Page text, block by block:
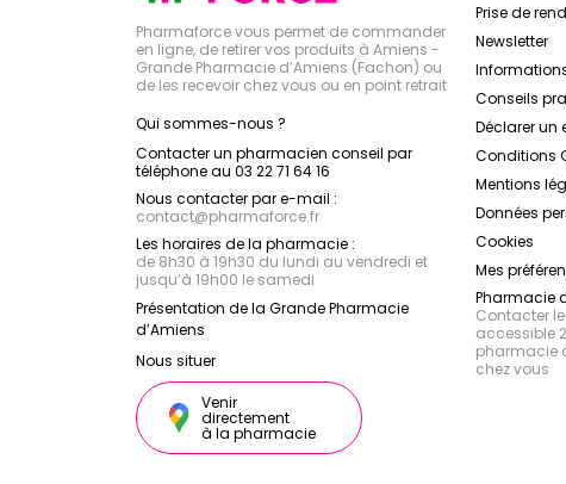
Pharmaforce vous permet de commander
en ligne, de retirer vos produits à Amiens -
Grande Pharmacie d’Amiens (Fachon) ou
de les recevoir chez vous ou en point retrait
Qui sommes-nous ?
Contacter un pharmacien conseil par
téléphone au 03 22 71 64 16
Nous contacter par e-mail :
contact@pharmaforce.fr
Les horaires de la pharmacie :
de 8h30 à 19h30 du lundi au vendredi et
jusqu’à 19h00 le samedi
Présentation de la Grande Pharmacie
d’Amiens
Nous situer
Venir
directement
à la pharmacie
Prise de
Newsletter
Conseils
Déclarer un
Conditions
Mentions
Données
Cookies
Mes
Pharmacie
Contacter
accessible
pharmacie
chez vous